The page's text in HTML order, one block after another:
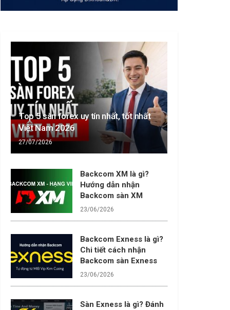
Top 5 sàn forex uy tín nhất, tốt nhất
Việt Nam 2026
27/07/2026
Backcom XM là gì?
Hướng dẫn nhận
Backcom sàn XM
23/06/2026
Backcom Exness là gì?
Chi tiết cách nhận
Backcom sàn Exness
23/06/2026
Sàn Exness là gì? Đánh